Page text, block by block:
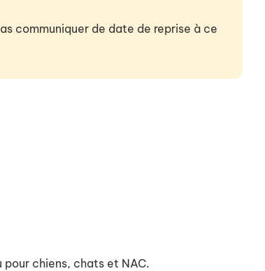
communiquer de date de reprise à ce
chiens, chats et NAC.